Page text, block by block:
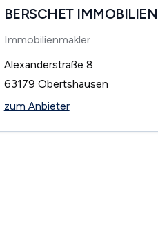
BERSCHET IMMOBILIEN
Immobilienmakler
Alexanderstraße 8
63179 Obertshausen
zum Anbieter